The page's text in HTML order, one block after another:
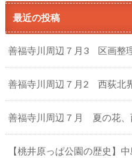
最近の投稿
善福寺川周辺７月3 区画整
善福寺川周辺７月2 西荻北
善福寺川周辺７月 夏の花、
【桃井原っぱ公園の歴史】